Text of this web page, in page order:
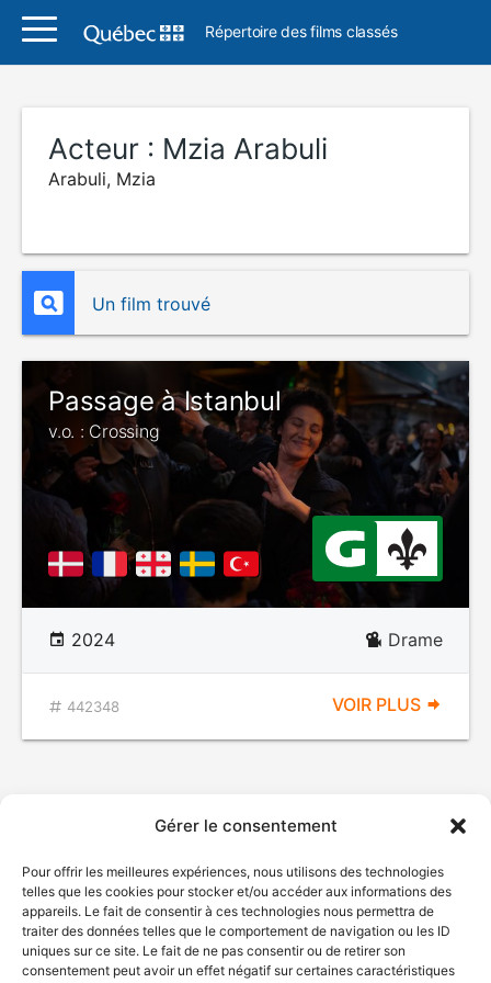
Gérer le consentement
Pour offrir les meilleures expériences, nous utilisons des technologies
telles que les cookies pour stocker et/ou accéder aux informations des
appareils. Le fait de consentir à ces technologies nous permettra de
traiter des données telles que le comportement de navigation ou les ID
uniques sur ce site. Le fait de ne pas consentir ou de retirer son
consentement peut avoir un effet négatif sur certaines caractéristiques
Répertoire des films classés
Acteur : Mzia Arabuli
Arabuli, Mzia
Un film trouvé
Passage à Istanbul
v.o. : Crossing
2024 Drame
442348 VOIR PLUS